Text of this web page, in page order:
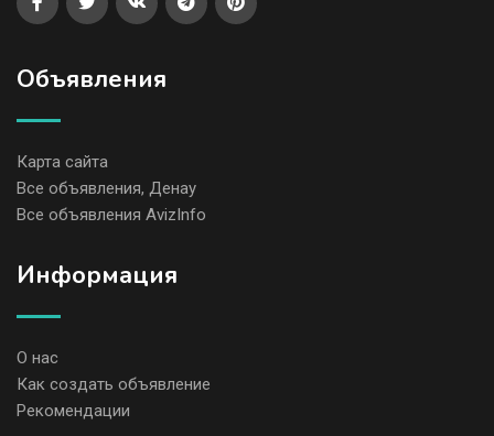
Объявления
Карта сайта
Все объявления, Денау
Все объявления AvizInfo
Информация
О нас
Как создать объявление
Рекомендации